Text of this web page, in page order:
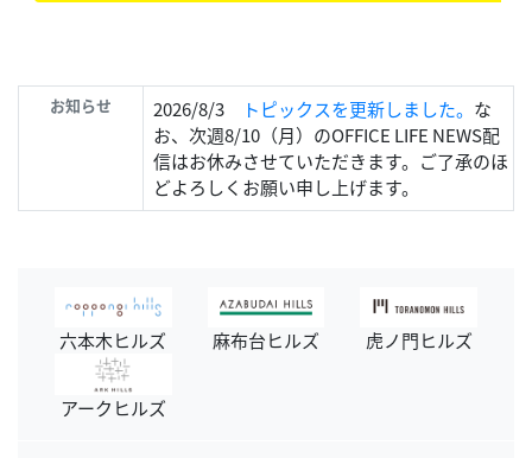
お知らせ 2026/8/3 トピックスを更新しました。 な
お、次週8/10（月）のOFFICE LIFE NEWS配
信はお休みさせていただきます。ご了承のほ
どよろしくお願い申し上げます。
六本木ヒルズ 麻布台ヒルズ 虎ノ門ヒルズ
アークヒルズ